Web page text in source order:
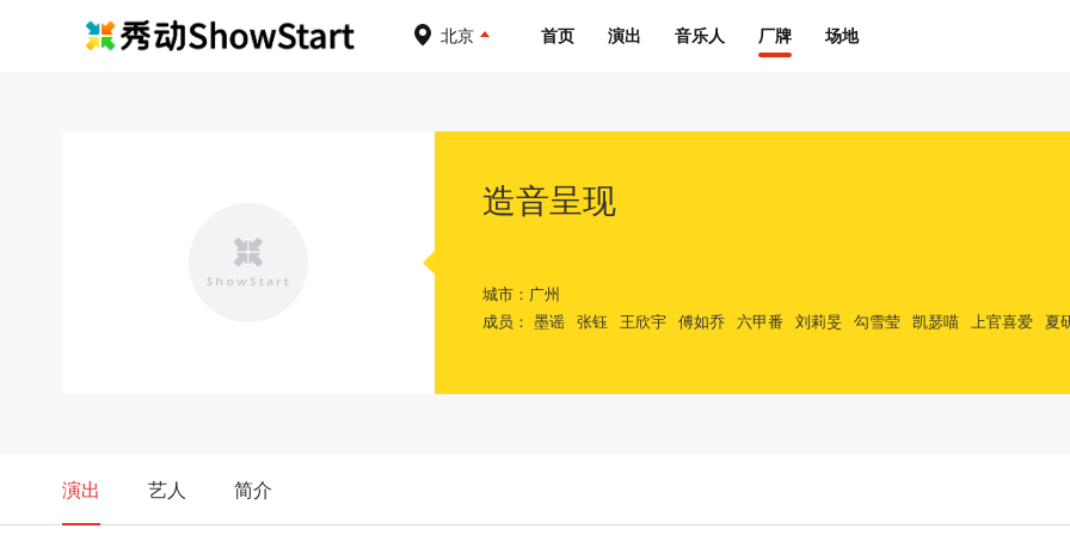
北京 首页 演出 音乐人 厂牌 场地
造音呈现
城市：广州
成员： 墨谣 张钰 王欣宇 傅如乔 六甲番 刘莉旻 勾雪莹 凯瑟喵 上官喜爱 夏
演出 艺人 简介